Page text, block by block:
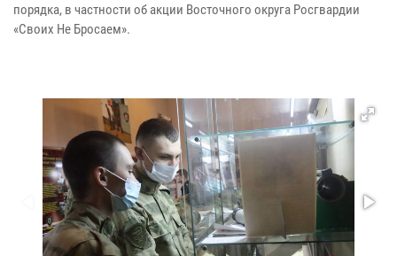
порядка, в частности об акции Восточного округа Росгвардии
«Своих Не Бросаем».